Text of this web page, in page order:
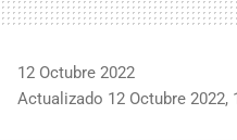
12 Octubre 2022
Actualizado 12 Octubre 2022,